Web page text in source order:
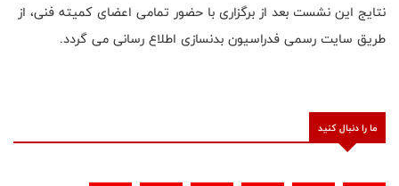
نتایج این نشست بعد از برگزاری با حضور تمامی اعضای کمیته فنی، از
طریق سایت رسمی فدراسیون بدنسازی اطلاع رسانی می گردد.
ما را دنبال کنید